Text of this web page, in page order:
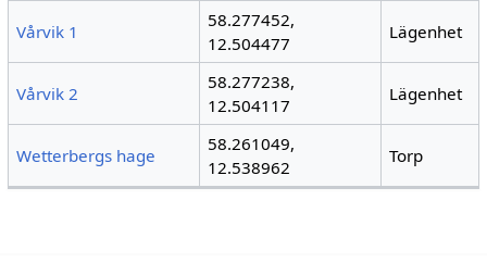
Vårvik 1
58.277452,
12.504477
Lägenhet
Vårvik 2
58.277238,
12.504117
Lägenhet
Wetterbergs hage
58.261049,
12.538962
Torp